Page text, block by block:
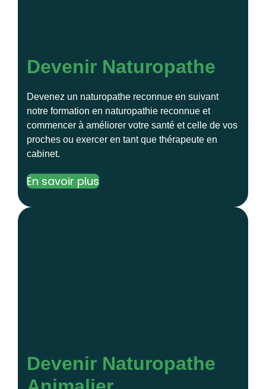
Devenir Naturopathe
Devenez un naturopathe reconnue en suivant
notre formation en naturopathie reconnue et
commencer à améliorer votre santé et celle de vos
proches ou exercer en tant que thérapeute en
cabinet.
En savoir plus
Devenir Naturopathe